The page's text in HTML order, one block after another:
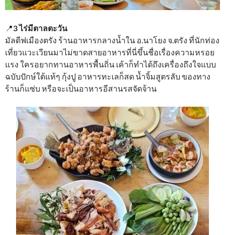
📍3 ไร่มีตาลตะวัน
มัลดีฟเมืองตรัง ร้านอาหารกลางน้ำใน อ.นาโยง จ.ตรัง ที่นักท่อง
เที่ยวแวะเวียนมาไม่ขาดสายอาหารที่นี่ขึ้นชื่อเรื่องความหรอย
แรง ใครอยากทานอาหารพื้นถิ่น เค้าก็ทำได้ถึงเครื่องถึงใจแบบ
ฉบับปักษ์ใต้แท้ๆ กุ้งปู อาหารทะเลก็สด น้ำจิ้มสูตรลับ ของทาง
ร้านก็แซ่บ หรือจะเป็นอาหารอีสานรสจัดจ้าน